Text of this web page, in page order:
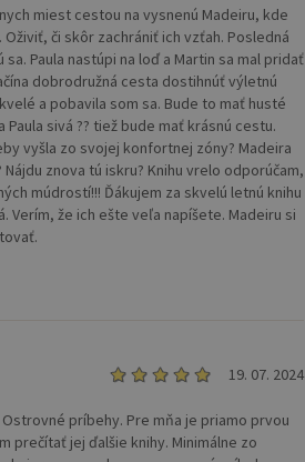
miest cestou na vysnenú Madeiru, kde
či skôr zachrániť ich vzťah. Posledná
Paula nastúpi na loď a Martin sa mal pridať
dobrodružná cesta dostihnúť výletnú
a pobavila som sa. Bude to mať husté
sivá ?? tiež bude mať krásnú cestu.
vyšla zo svojej konfortnej zóny? Madeira
znova tú iskru? Knihu vrelo odporúčam,
múdrostí!!! Ďákujem za skvelú letnú knihu
Verím, že ich ešte veľa napíšete. Madeiru si
19. 07. 2024
príbehy. Pre mňa je priamo prvou
prečítať jej ďalšie knihy. Minimálne zo